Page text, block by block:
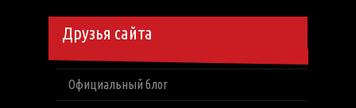
Друзья сайта
Официальный блог